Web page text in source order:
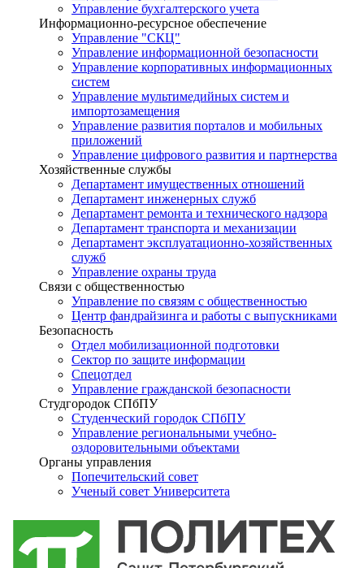
Управление бухгалтерского учета
Информационно-ресурсное обеспечение
Управление "СКЦ"
Управление информационной безопасности
Управление корпоративных информационных
систем
Управление мультимедийных систем и
импортозамещения
Управление развития порталов и мобильных
приложений
Управление цифрового развития и партнерства
Хозяйственные службы
Департамент имущественных отношений
Департамент инженерных служб
Департамент ремонта и технического надзора
Департамент транспорта и механизации
Департамент эксплуатационно-хозяйственных
служб
Управление охраны труда
Связи с общественностью
Управление по связям с общественностью
Центр фандрайзинга и работы с выпускниками
Безопасность
Отдел мобилизационной подготовки
Сектор по защите информации
Спецотдел
Управление гражданской безопасности
Студгородок СПбПУ
Студенческий городок СПбПУ
Управление региональными учебно-
оздоровительными объектами
Органы управления
Попечительский совет
Ученый совет Университета